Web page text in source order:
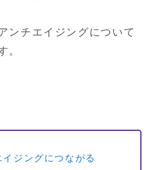
ンチエイジングについて
。
イジングにつながる